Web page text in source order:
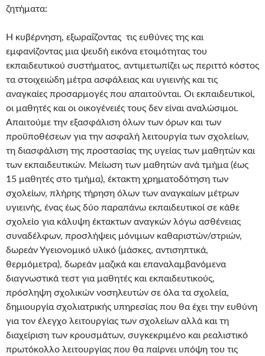
ζητήματα:
Η κυβέρνηση, εξωραΐζοντας τις ευθύνες της και
εμφανίζοντας μια ψευδή εικόνα ετοιμότητας του
εκπαιδευτικού συστήματος, αντιμετωπίζει ως περιττό κόστος
τα στοιχειώδη μέτρα ασφάλειας και υγιεινής και τις
αναγκαίες προσαρμογές που απαιτούνται. Οι εκπαιδευτικοί,
οι μαθητές και οι οικογένειές τους δεν είναι αναλώσιμοι.
Απαιτούμε την εξασφάλιση όλων των όρων και των
προϋποθέσεων για την ασφαλή λειτουργία των σχολείων,
τη διασφάλιση της προστασίας της υγείας των μαθητών και
των εκπαιδευτικών. Μείωση των μαθητών ανά τμήμα (έως
15 μαθητές στο τμήμα), έκτακτη χρηματοδότηση των
σχολείων, πλήρης τήρηση όλων των αναγκαίων μέτρων
υγιεινής, ένας έως δύο παραπάνω εκπαιδευτικοί σε κάθε
σχολείο για κάλυψη έκτακτων αναγκών λόγω ασθένειας
συναδέλφων, προσλήψεις μόνιμων καθαριστών/στριών,
δωρεάν Υγειονομικό υλικό (μάσκες, αντισηπτικά,
θερμόμετρα), δωρεάν μαζικά και επαναλαμβανόμενα
διαγνωστικά τεστ για μαθητές και εκπαιδευτικούς,
πρόσληψη σχολικών νοσηλευτών σε όλα τα σχολεία,
δημιουργία σχολιατρικής υπηρεσίας που θα έχει την ευθύνη
για τον έλεγχο λειτουργίας των σχολείων αλλά και τη
διαχείριση των κρουσμάτων, συγκεκριμένο και ρεαλιστικό
πρωτόκολλο λειτουργίας που θα παίρνει υπόψη του τις